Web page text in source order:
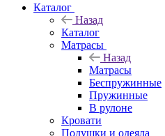
Каталог
Назад
Каталог
Матрасы
Назад
Матрасы
Беспружинные
Пружинные
В рулоне
Кровати
Подушки и одеяла